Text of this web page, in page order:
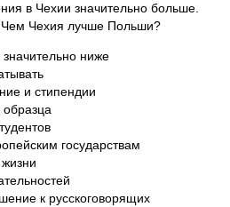
в Чехии значительно больше.
Чем Чехия лучше Польши?
ниже
и стипендии
образца
государствам
к русскоговорящих